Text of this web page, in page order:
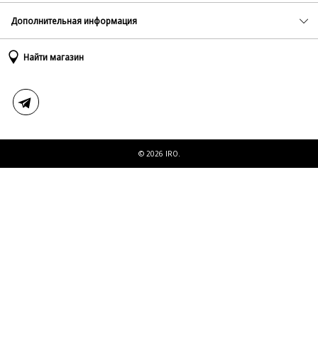
Политика конфиденциальности
Оферта
Дополнительная информация
Доставка и оплата
Таблица размеров
Найти магазин
© 2026 IRO.